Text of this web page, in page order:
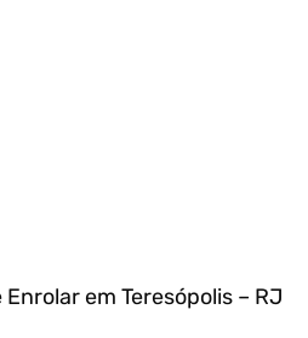
em Teresópolis – RJ